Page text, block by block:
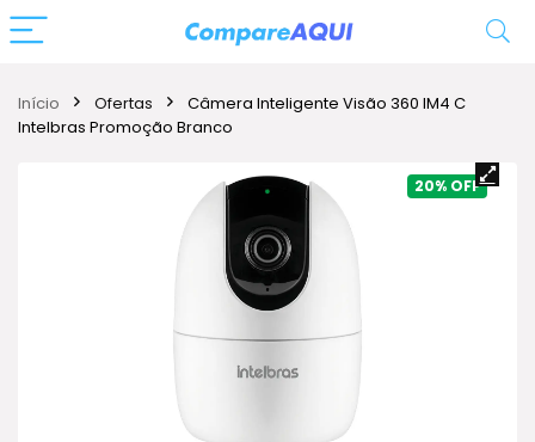
Início Ofertas
Câmera Inteligente Visão 360 IM4 C
Intelbras Promoção Branco
20%